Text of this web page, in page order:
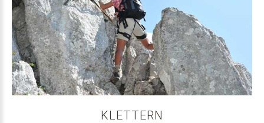
KLETTERN